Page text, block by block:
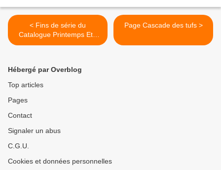
< Fins de série du
Catalogue Printemps Eté
2021
Page Cascade des tufs >
Hébergé par Overblog
Top articles
Pages
Contact
Signaler un abus
C.G.U.
Cookies et données personnelles